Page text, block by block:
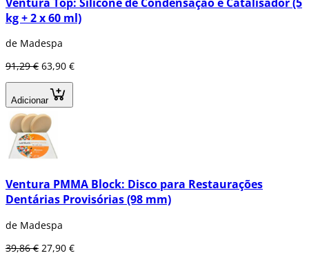
kg + 2 x 60 ml)
de Madespa
91,29 € 63,90 €
Adicionar
Ventura PMMA Block: Disco para Restaurações
Dentárias Provisórias (98 mm)
de Madespa
39,86 € 27,90 €